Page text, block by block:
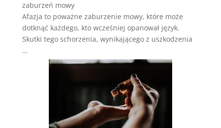
zaburzeń mowy
Afazja to poważne zaburzenie mowy, które może
dotknąć każdego, kto wcześniej opanował język.
Skutki tego schorzenia, wynikającego z uszkodzenia
…